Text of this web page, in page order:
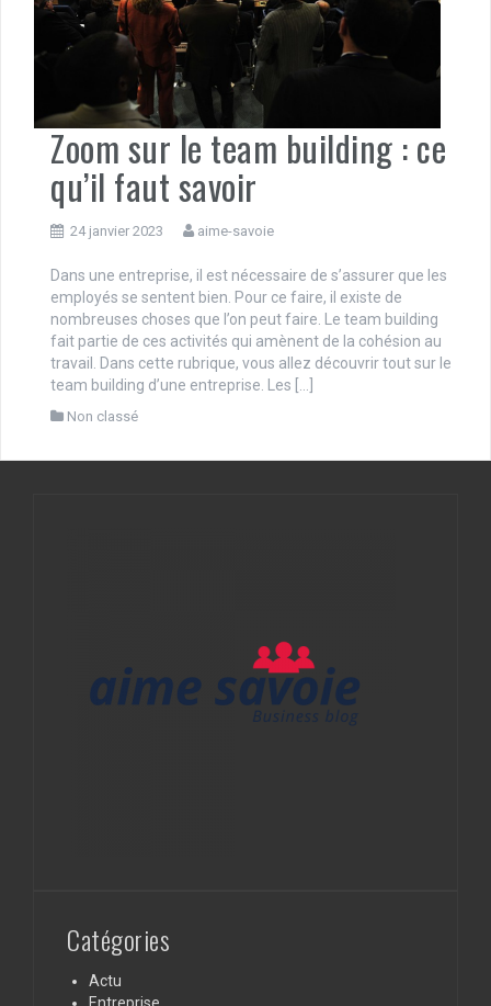
Zoom sur le team building : ce
qu’il faut savoir
24 janvier 2023 aime-savoie
Dans une entreprise, il est nécessaire de s’assurer que les
employés se sentent bien. Pour ce faire, il existe de
nombreuses choses que l’on peut faire. Le team building
fait partie de ces activités qui amènent de la cohésion au
travail. Dans cette rubrique, vous allez découvrir tout sur le
team building d’une entreprise. Les […]
Non classé
Catégories
Actu